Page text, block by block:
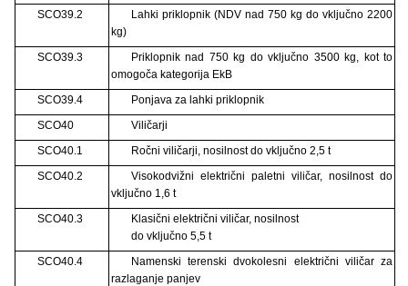
SCO39.2
Lahki priklopnik (NDV nad 750 kg do vključno 2200
kg)
SCO39.3
Priklopnik nad 750 kg do vključno 3500 kg, kot to
omogoča kategorija EkB
SCO39.4
Ponjava za lahki priklopnik
SCO40
Viličarji
SCO40.1
Ročni viličarji, nosilnost do vključno 2,5 t
SCO40.2
Visokodvižni električni paletni viličar, nosilnost do
vključno 1,6 t
SCO40.3
Klasični električni viličar, nosilnost
do vključno 5,5 t
SCO40.4
Namenski terenski dvokolesni električni viličar za
razlaganje panjev